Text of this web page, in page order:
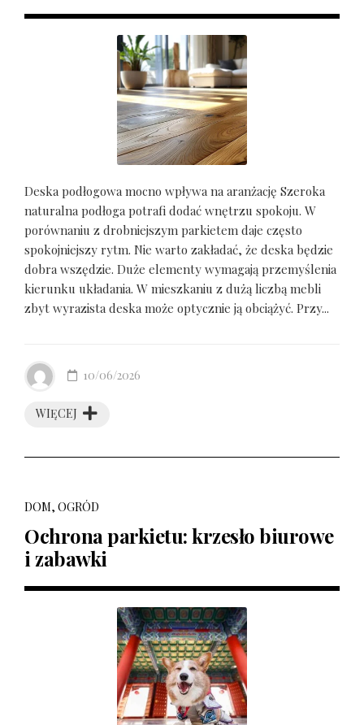
Deska podłogowa mocno wpływa na aranżację Szeroka
naturalna podłoga potrafi dodać wnętrzu spokoju. W
porównaniu z drobniejszym parkietem daje często
spokojniejszy rytm. Nie warto zakładać, że deska będzie
dobra wszędzie. Duże elementy wymagają przemyślenia
kierunku układania. W mieszkaniu z dużą liczbą mebli
zbyt wyrazista deska może optycznie ją obciążyć. Przy...
WIĘCEJ
10/06/2026
DOM, OGRÓD
Ochrona parkietu: krzesło biurowe
i zabawki